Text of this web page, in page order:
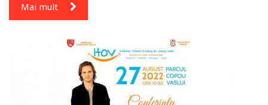
Mai mult